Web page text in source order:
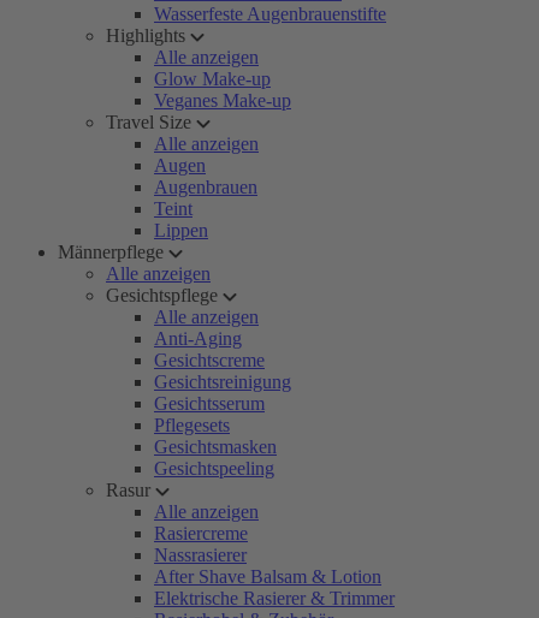
Wasserfeste Augenbrauenstifte
Highlights
Alle anzeigen
Glow Make-up
Veganes Make-up
Travel Size
Alle anzeigen
Augen
Augenbrauen
Teint
Lippen
Männerpflege
Alle anzeigen
Gesichtspflege
Alle anzeigen
Anti-Aging
Gesichtscreme
Gesichtsreinigung
Gesichtsserum
Pflegesets
Gesichtsmasken
Gesichtspeeling
Rasur
Alle anzeigen
Rasiercreme
Nassrasierer
After Shave Balsam & Lotion
Elektrische Rasierer & Trimmer